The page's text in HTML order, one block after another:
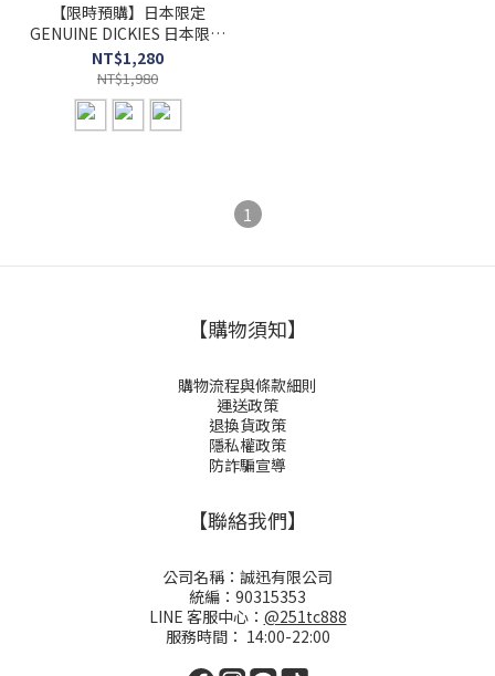
【限時預購】日本限定
GENUINE DICKIES 日本限定
愛心 美式復古 LOGO 美式塗
鴉 短T 三色 白/黑/藍
NT$1,280
NT$1,980
1
【購物須知】
購物流程與條款細則
運送政策
退換貨政策
隱私權政策
防詐騙宣導
【聯絡我們】
公司名稱：誠迅有限公司
統編：90315353
LINE 客服中心： @251tc888
服務時間： 14:00-22:00